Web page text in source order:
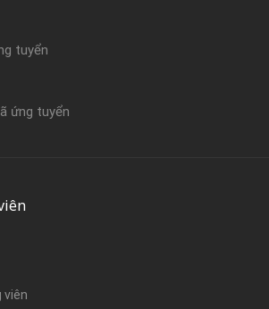
tuyển
ứng tuyển
viên